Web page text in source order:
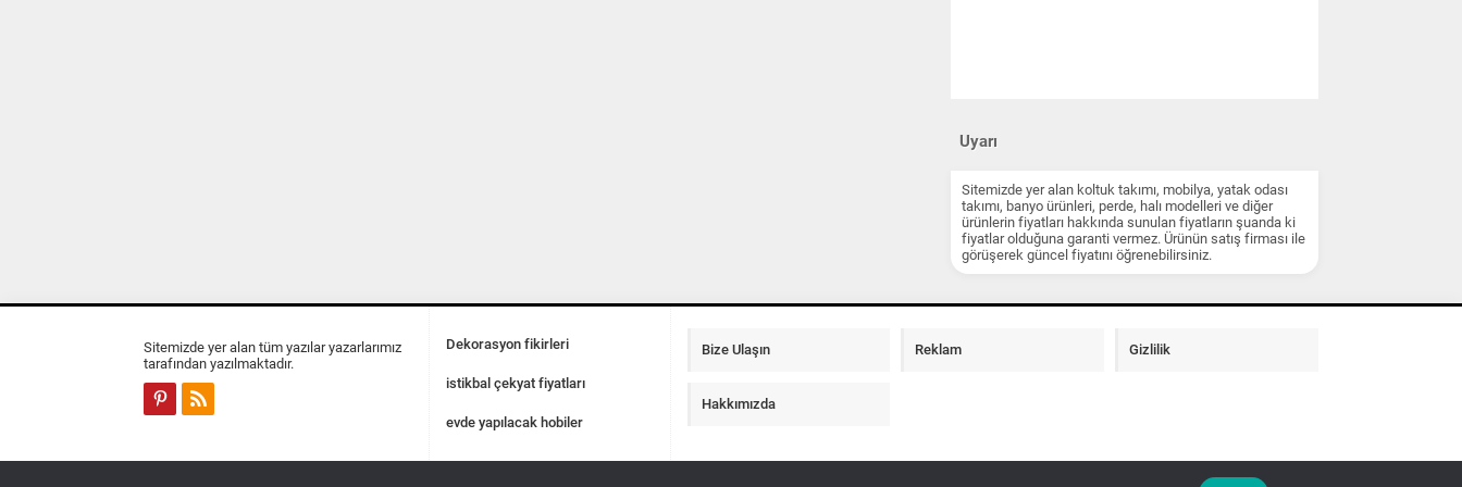
Uyarı
Sitemizde yer alan koltuk takımı, mobilya, yatak odası
takımı, banyo ürünleri, perde, halı modelleri ve diğer
ürünlerin fiyatları hakkında sunulan fiyatların şuanda ki
fiyatlar olduğuna garanti vermez. Ürünün satış firması ile
görüşerek güncel fiyatını öğrenebilirsiniz.
Sitemizde yer alan tüm yazılar yazarlarımız
tarafından yazılmaktadır.
Dekorasyon fikirleri
istikbal çekyat fiyatları
evde yapılacak hobiler
Bize Ulaşın Reklam Gizlilik
Hakkımızda